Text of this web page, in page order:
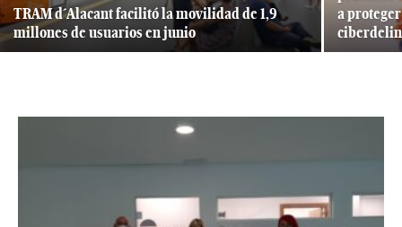
TRAM d´Alacant facilitó la movilidad de 1,9
millones de usuarios en junio
a